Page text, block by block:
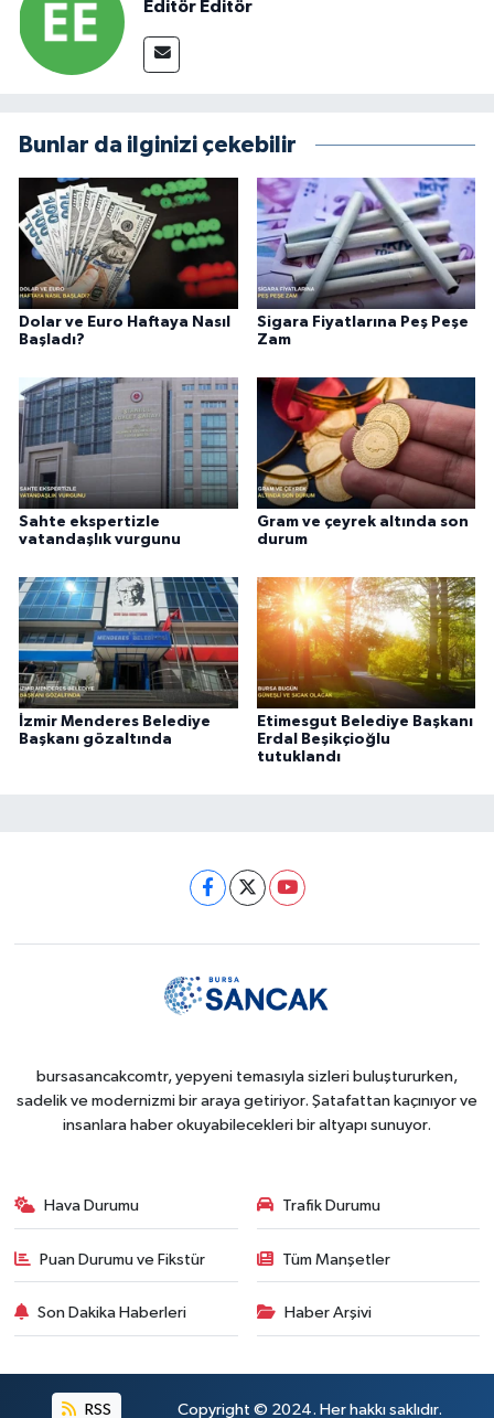
Editör Editör
Bunlar da ilginizi çekebilir
Dolar ve Euro Haftaya Nasıl
Başladı?
Sigara Fiyatlarına Peş Peşe
Zam
Sahte ekspertizle
vatandaşlık vurgunu
Gram ve çeyrek altında son
durum
İzmir Menderes Belediye
Başkanı gözaltında
Etimesgut Belediye Başkanı
Erdal Beşikçioğlu
tutuklandı
bursasancakcomtr, yepyeni temasıyla sizleri buluştururken,
sadelik ve modernizmi bir araya getiriyor. Şatafattan kaçınıyor ve
insanlara haber okuyabilecekleri bir altyapı sunuyor.
Hava Durumu Trafik Durumu
Puan Durumu ve Fikstür Tüm Manşetler
Son Dakika Haberleri Haber Arşivi
RSS Copyright © 2024. Her hakkı saklıdır.